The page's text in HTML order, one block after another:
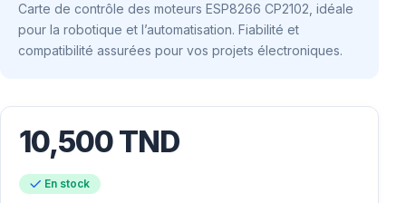
Carte de contrôle des moteurs ESP8266 CP2102, idéale
pour la robotique et l’automatisation. Fiabilité et
compatibilité assurées pour vos projets électroniques.
10,500TND
En stock